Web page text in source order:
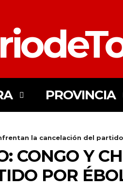
PROVINCIA
la cancelación del
CONGO Y
POR